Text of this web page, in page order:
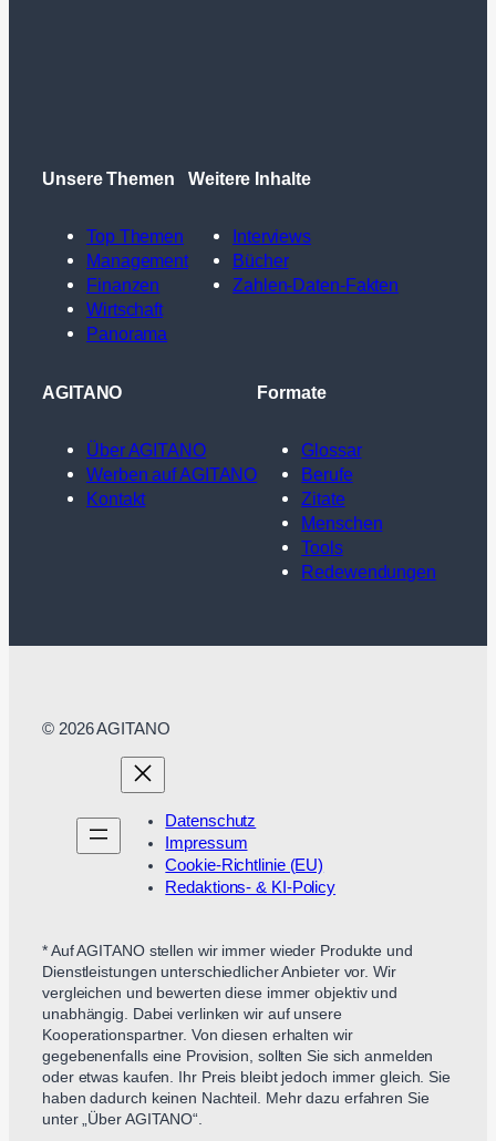
Unsere Themen
Top Themen
Management
Finanzen
Wirtschaft
Panorama
Weitere Inhalte
Interviews
Bücher
Zahlen-Daten-Fakten
AGITANO
Über AGITANO
Werben auf AGITANO
Kontakt
Formate
Glossar
Berufe
Zitate
Menschen
Tools
Redewendungen
© 2026 AGITANO
Datenschutz
Impressum
Cookie-Richtlinie (EU)
Redaktions- & KI-Policy
* Auf AGITANO stellen wir immer wieder Produkte und
Dienstleistungen unterschiedlicher Anbieter vor. Wir
vergleichen und bewerten diese immer objektiv und
unabhängig. Dabei verlinken wir auf unsere
Kooperationspartner. Von diesen erhalten wir
gegebenenfalls eine Provision, sollten Sie sich anmelden
oder etwas kaufen. Ihr Preis bleibt jedoch immer gleich. Sie
haben dadurch keinen Nachteil. Mehr dazu erfahren Sie
unter „Über AGITANO“.